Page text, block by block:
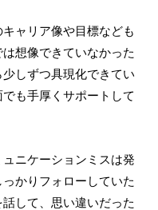
ャリア像や目標なども
想像できていなかった
しずつ具現化できてい
も手厚くサポートして
ニケーションミスは発
かりフォローしていた
して、思い違いだった